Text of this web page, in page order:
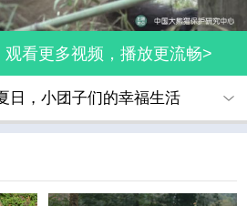
看更多视频，播放更流畅>
日，小团子们的幸福生活